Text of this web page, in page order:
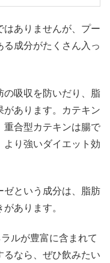
はありませんが、プー
成分がたくさん入っ
の吸収を防いだり、脂
があります。カテキン
重合型カテキンは腸で
り強いダイエット効
ゼという成分は、脂肪
あります。
ルが豊富に含まれて
るなら、ぜひ飲みたい